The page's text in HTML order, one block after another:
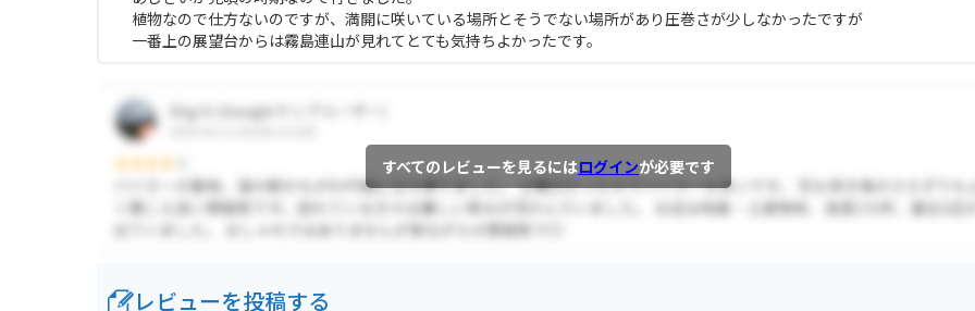
植物なので仕方ないのですが、満開に咲いている場所とそうでない場所があり圧巻さが少しなかったですが
一番上の展望台からは霧島連山が見れてとても気持ちよかったです。
すべてのレビューを見るにはログインが必要です
レビューを投稿する